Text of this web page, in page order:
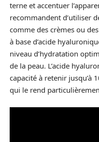
terne et accentuer
recommandent d’utiliser
comme des crèmes ou
à base d’acide
niveau d’hydratation
de la peau. L’acide
capacité à retenir jusqu’à
qui le rend